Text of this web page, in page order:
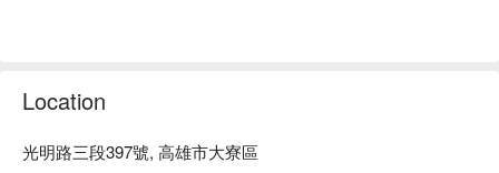
Location
光明路三段397號, 高雄市大寮區